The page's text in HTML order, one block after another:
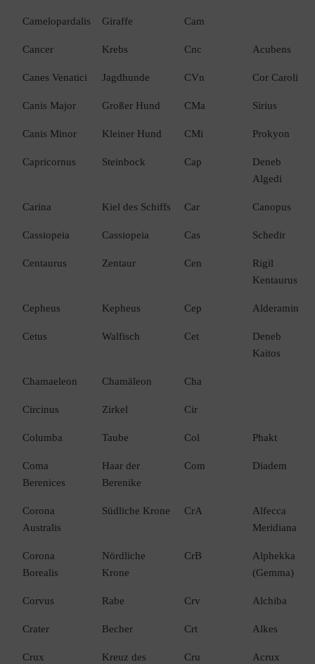
Camelopardalis Giraffe Cam
Cancer Krebs Cnc Acubens
Canes Venatici Jagdhunde CVn Cor Caroli
Canis Major Großer Hund CMa Sirius
Canis Minor Kleiner Hund CMi Prokyon
Capricornus Steinbock Cap
Deneb
Algedi
Carina Kiel des Schiffs Car Canopus
Cassiopeia Cassiopeia Cas Schedir
Centaurus Zentaur Cen
Rigil
Kentaurus
Cepheus Kepheus Cep Alderamin
Cetus Walfisch Cet
Deneb
Kaitos
Chamaeleon Chamäleon Cha
Circinus Zirkel Cir
Columba Taube Col Phakt
Coma
Berenices
Haar der
Berenike
Com Diadem
Corona
Australis
Südliche Krone CrA
Alfecca
Meridiana
Corona
Borealis
Nördliche
Krone
CrB
Alphekka
(Gemma)
Corvus Rabe Crv Alchiba
Crater Becher Crt Alkes
Crux Kreuz des Cru Acrux